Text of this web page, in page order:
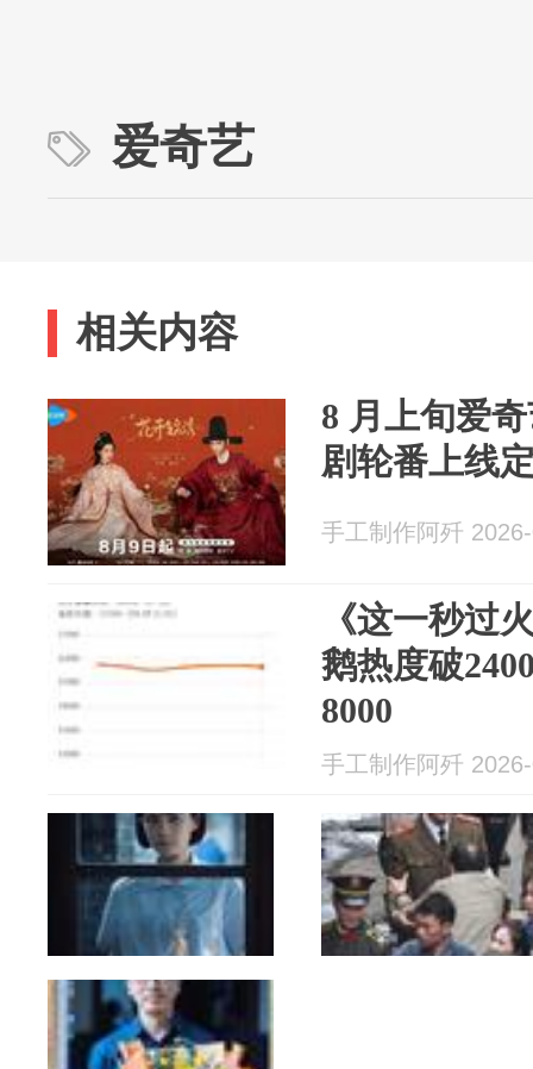
爱奇艺
相关内容
8 月上旬爱
剧轮番上线
手工制作阿歼
《这一秒过
鹅热度破
8000
手工制作阿歼